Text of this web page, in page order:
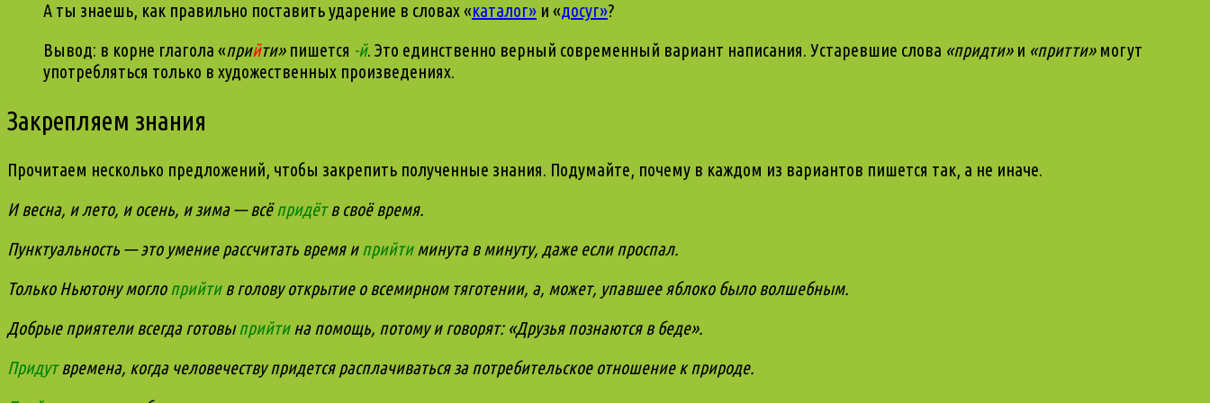
А ты знаешь, как правильно поставить ударение в словах «каталог» и «досуг»?
Вывод: в корне глагола «прийти»пишется -й. Это единственно верный современный вариант написания. Устаревшие слова «придти»и «притти»могут
употребляться только в художественных произведениях.
Закрепляем знания
Прочитаем несколько предложений, чтобы закрепить полученные знания. Подумайте, почему в каждом из вариантов пишется так, а не иначе.
И весна, и лето, и осень, и зима — всёпридётв своё время.
Пунктуальность — это умение рассчитать время и прийтиминута в минуту, даже если проспал.
Только Ньютону могло прийтив голову открытие о всемирном тяготении, а, может, упавшее яблоко было волшебным.
Добрые приятели всегда готовыприйтина помощь, потому и говорят: «Друзья познаются в беде».
Придутвремена, когда человечеству придется расплачиваться за потребительское отношение к природе.